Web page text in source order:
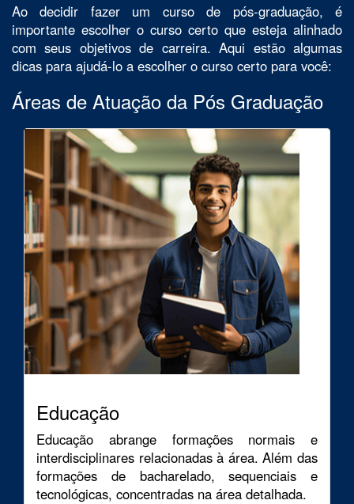
Ao decidir fazer um curso de pós-graduação, é
importante escolher o curso certo que esteja alinhado
com seus objetivos de carreira. Aqui estão algumas
dicas para ajudá-lo a escolher o curso certo para você:
Áreas de Atuação da Pós Graduação
Educação
Educação abrange formações normais e
interdisciplinares relacionadas à área. Além das
formações de bacharelado, sequenciais e
tecnológicas, concentradas na área detalhada.